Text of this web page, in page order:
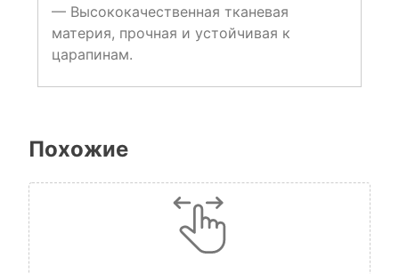
— Высококачественная тканевая
материя, прочная и устойчивая к
царапинам.
Похожие